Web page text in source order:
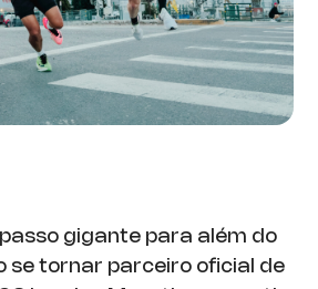
gigante para além do
se tornar parceiro oficial de